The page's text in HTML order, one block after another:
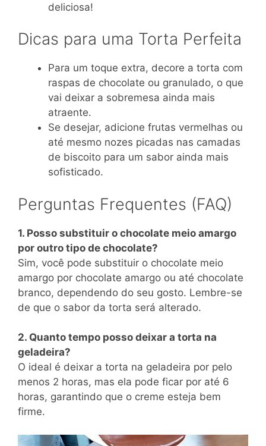
deliciosa!
Dicas para uma Torta Perfeita
Para um toque extra, decore a torta com
raspas de chocolate ou granulado, o que
vai deixar a sobremesa ainda mais
atraente.
Se desejar, adicione frutas vermelhas ou
até mesmo nozes picadas nas camadas
de biscoito para um sabor ainda mais
sofisticado.
Perguntas Frequentes (FAQ)
1. Posso substituir o chocolate meio amargo
por outro tipo de chocolate?
Sim, você pode substituir o chocolate meio
amargo por chocolate amargo ou até chocolate
branco, dependendo do seu gosto. Lembre-se
de que o sabor da torta será alterado.
2. Quanto tempo posso deixar a torta na
geladeira?
O ideal é deixar a torta na geladeira por pelo
menos 2 horas, mas ela pode ficar por até 6
horas, garantindo que o creme esteja bem
firme.